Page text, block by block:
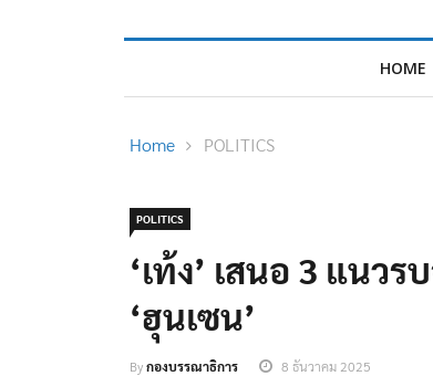
HOME
Home POLITICS
POLITICS
‘เท้ง’ เสนอ 3 แนว
‘ฮุนเซน’
Byกองบรรณาธิการ 8 ธันวาคม 2025